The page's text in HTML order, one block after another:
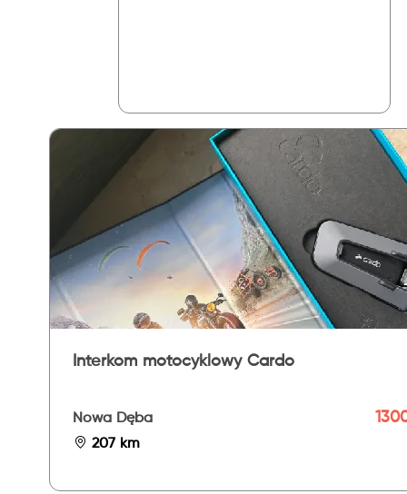
Interkom motocyklowy Cardo
Nowa Dęba
207 km